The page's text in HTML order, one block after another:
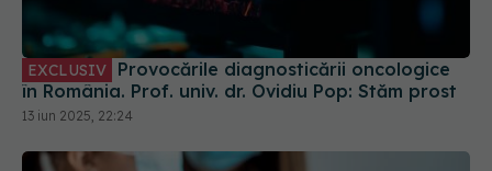
EXCLUSIV
în România. Prof. univ. dr. Ovidiu Pop: Stăm prost
13 iun 2025, 22:24